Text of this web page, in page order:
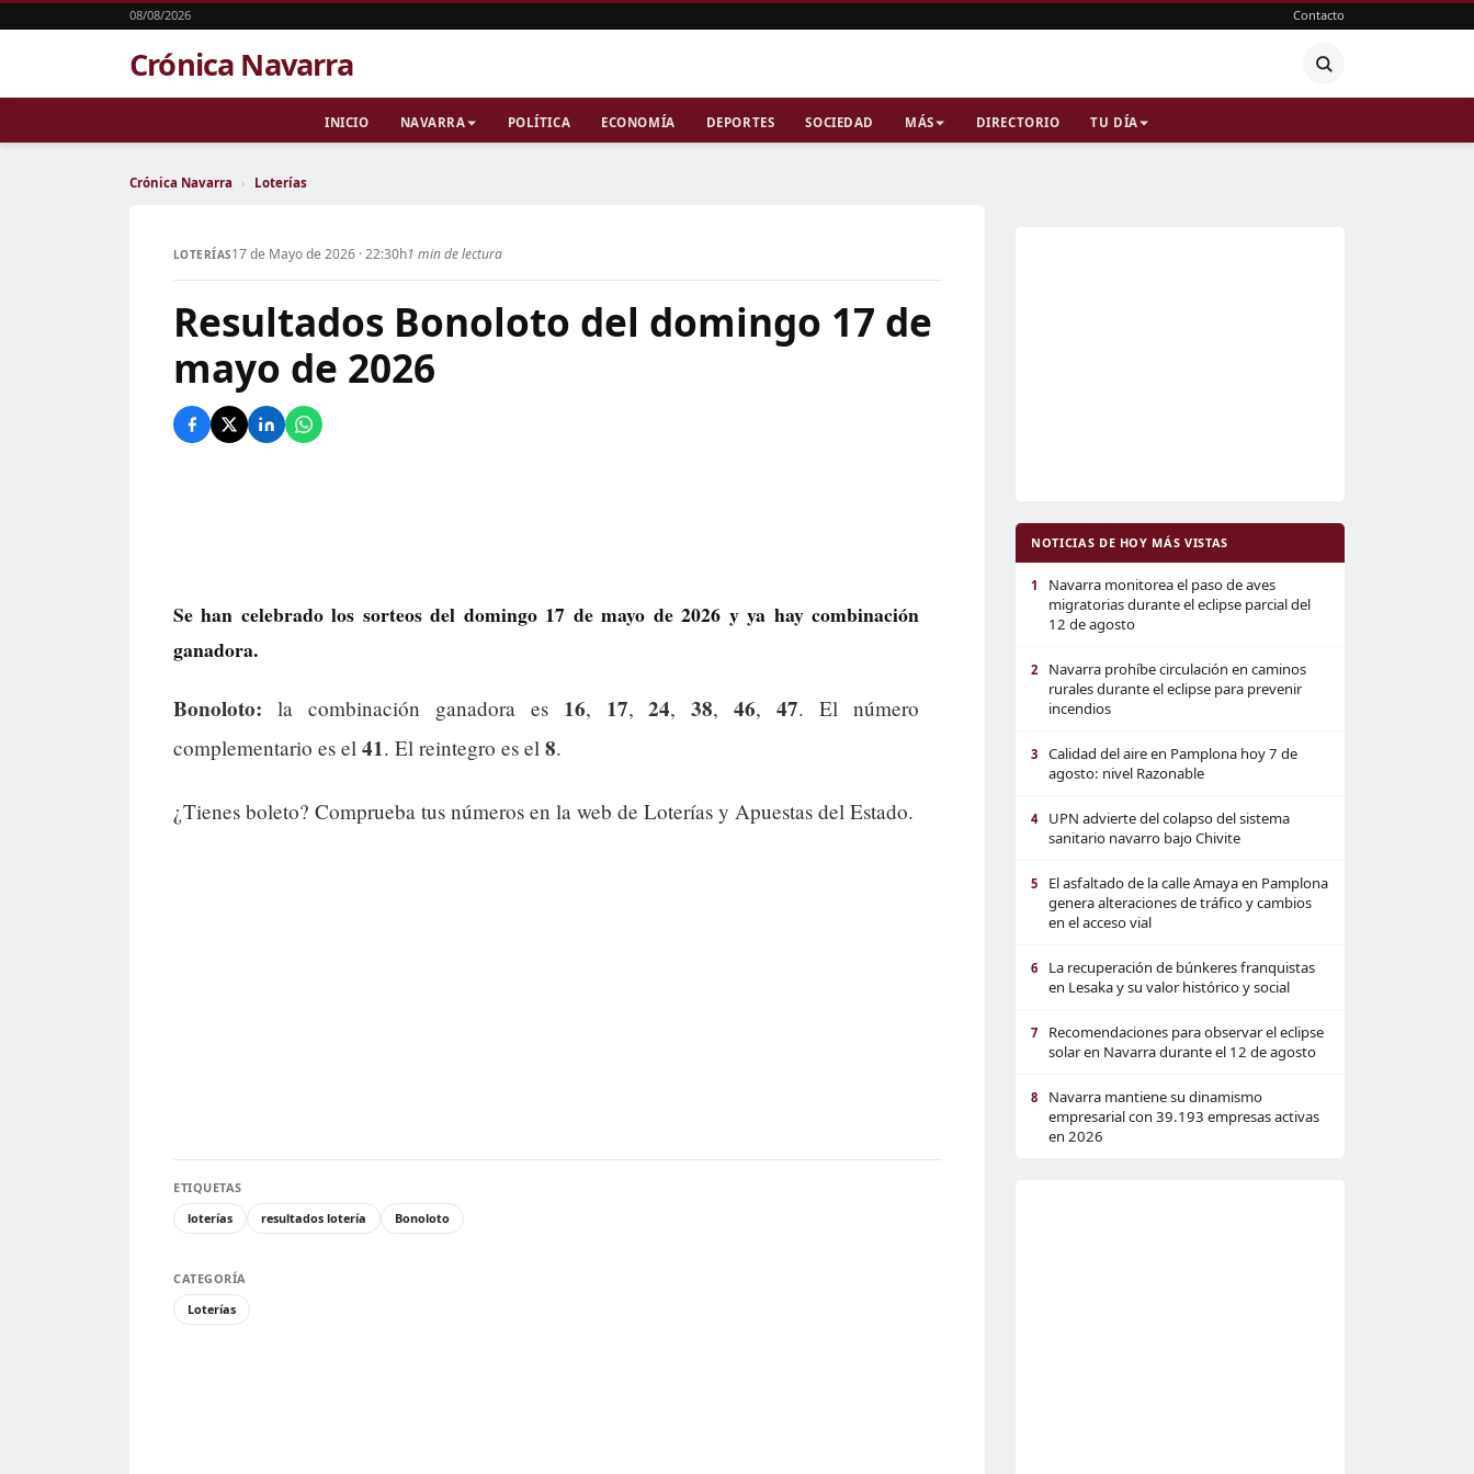
08/08/2026 Contacto
Crónica Navarra
INICIO NAVARRA POLÍTICA ECONOMÍA DEPORTES SOCIEDAD MÁS DIRECTORIO TU DÍA
Crónica Navarra › Loterías
LOTERÍAS17 de Mayo de 2026 · 22:30h1 min de lectura
Resultados Bonoloto del domingo 17 de
mayo de 2026
Se han celebrado los sorteos del domingo 17 de mayo de 2026 y ya hay combinación
ganadora.
Bonoloto: la combinación ganadora es 16, 17,24,38,46,47. El número
complementario es el 41. El reintegro es el 8.
¿Tienes boleto? Comprueba tus números en la web de Loterías y Apuestas del Estado.
ETIQUETAS
loterías
resultados lotería Bonoloto
CATEGORÍA
Loterías
NOTICIAS DE HOY MÁS VISTAS
1
Navarra monitorea el paso de aves
migratorias durante el eclipse parcial del
12 de agosto
2
Navarra prohíbe circulación en caminos
rurales durante el eclipse para prevenir
incendios
3
Calidad del aire en Pamplona hoy 7 de
agosto: nivel Razonable
4
UPN advierte del colapso del sistema
sanitario navarro bajo Chivite
5
El asfaltado de la calle Amaya en Pamplona
genera alteraciones de tráfico y cambios
en el acceso vial
6
La recuperación de búnkeres franquistas
en Lesaka y su valor histórico y social
7
Recomendaciones para observar el eclipse
solar en Navarra durante el 12 de agosto
8
Navarra mantiene su dinamismo
empresarial con 39.193 empresas activas
en 2026